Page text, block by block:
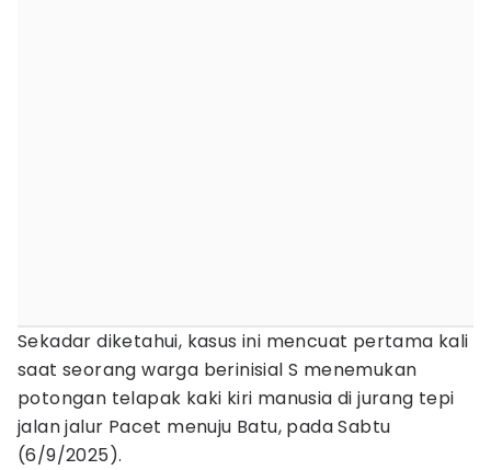
Sekadar diketahui, kasus ini mencuat pertama kali
saat seorang warga berinisial S menemukan
potongan telapak kaki kiri manusia di jurang tepi
jalan jalur Pacet menuju Batu, pada Sabtu
(6/9/2025).